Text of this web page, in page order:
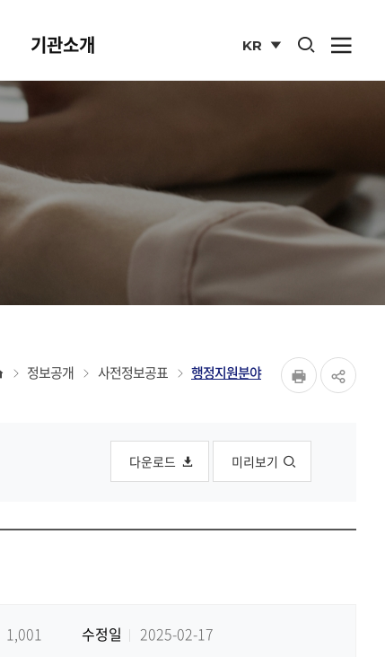
기관소개
KR
사이트
통합검색 열기
사
열기
홈 정보공개 사전정보공표 행정지원분야
페이지
다운로드 미리보기
1,001 수정일 2025-02-17